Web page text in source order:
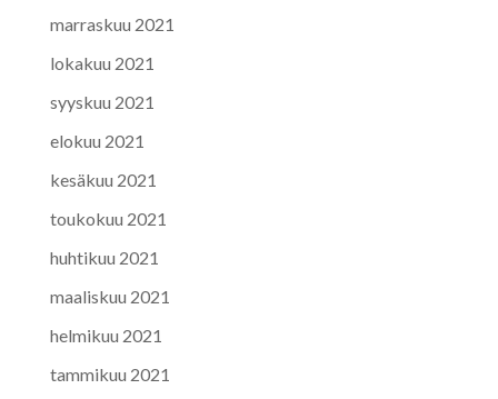
marraskuu 2021
lokakuu 2021
syyskuu 2021
elokuu 2021
kesäkuu 2021
toukokuu 2021
huhtikuu 2021
maaliskuu 2021
helmikuu 2021
tammikuu 2021